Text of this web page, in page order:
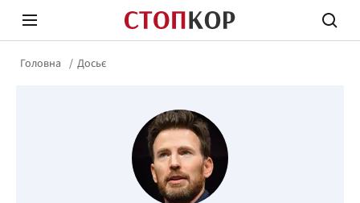
Стоп Політичній Корупції
Головна Досьє